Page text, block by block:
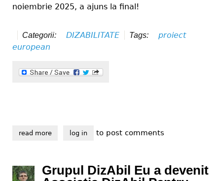
noiembrie 2025, a ajuns la final!
Categorii: DIZABILITATE Tags:
proiect
european
read moreabout viața cu handicap, final de proiect
log in to post comments
Grupul DizAbil Eu a devenit